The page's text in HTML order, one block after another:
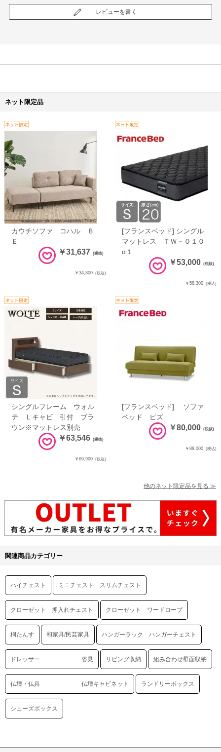
レビューを書く
ネット限定品
カウチソファ コハル Ｂ
Ｅ
￥31,637 (税抜)
￥34,800 (税込)
[フランスベッド] シングル
マットレス ＴＷ－０１０
α１
￥53,000 (税抜)
￥58,300 (税込)
シングルフレーム ウォル
テ Ｌキャビ 引付 ブラ
ウン※マットレス別売
￥63,546 (税抜)
￥69,900 (税込)
[フランスベッド] ソファ
ベッド ピズ
￥80,000 (税抜)
￥88,000 (税込)
他のネット限定品を見る ≫
関連商品カテゴリー
ハイチェスト ミニチェスト スリムチェスト
クローゼット 押入れチェスト クローゼット ワードローブ
桐たんす 和家具/民芸家具 ハンガーラック ハンガーチェスト
ドレッサー 姿見 リビング収納 組み合わせ壁面収納
仏壇・仏具 仏壇キャビネット ランドリーボックス
シューズボックス